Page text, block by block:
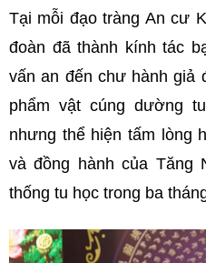
Tại mỗi đạo tràng An cư
đoàn đã thành kính tác
vấn an đến chư hành giả
phẩm vật cúng dường
nhưng thể hiện tấm lòng
và đồng hành của Tăng
thống tu học trong ba